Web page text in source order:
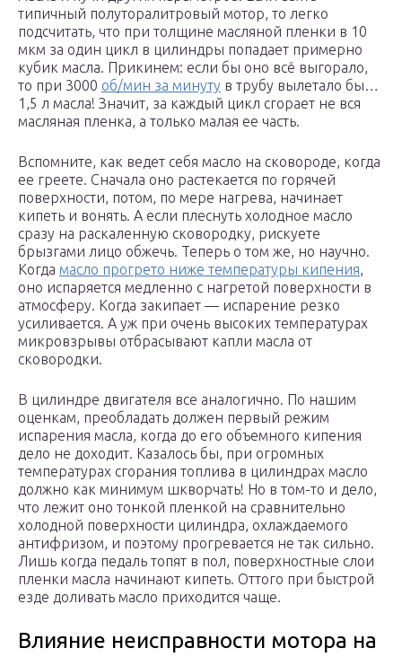
типичный полуторалитровый мотор, то легко
подсчитать, что при толщине масляной пленки в 10
мкм за один цикл в цилиндры попадает примерно
кубик масла. Прикинем: если бы оно всё выгорало,
то при 3000 об/мин за минуту в трубу вылетало бы…
1,5 л масла! Значит, за каждый цикл сгорает не вся
масляная пленка, а только малая ее часть.
Вспомните, как ведет себя масло на сковороде, когда
ее греете. Сначала оно растекается по горячей
поверхности, потом, по мере нагрева, начинает
кипеть и вонять. А если плеснуть холодное масло
сразу на раскаленную сковородку, рискуете
брызгами лицо обжечь. Теперь о том же, но научно.
Когда масло прогрето ниже температуры кипения,
оно испаряется медленно с нагретой поверхности в
атмосферу. Когда закипает — испарение резко
усиливается. А уж при очень высоких температурах
микровзрывы отбрасывают капли масла от
сковородки.
В цилиндре двигателя все аналогично. По нашим
оценкам, преобладать должен первый режим
испарения масла, когда до его объемного кипения
дело не доходит. Казалось бы, при огромных
температурах сгорания топлива в цилиндрах масло
должно как минимум шкворчать! Но в том-то и дело,
что лежит оно тонкой пленкой на сравнительно
холодной поверхности цилиндра, охлаждаемого
антифризом, и поэтому прогревается не так сильно.
Лишь когда педаль топят в пол, поверхностные слои
пленки масла начинают кипеть. Оттого при быстрой
езде доливать масло приходится чаще.
Влияние неисправности мотора на